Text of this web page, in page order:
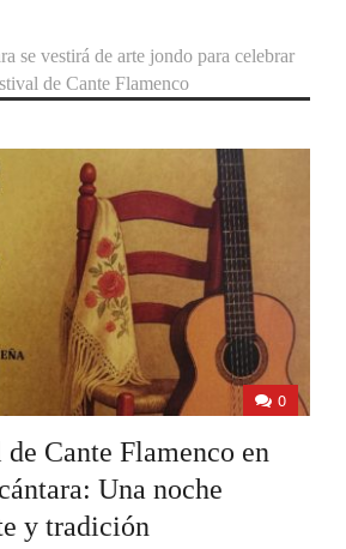
se vestirá de arte jondo para celebrar
de Cante Flamenco
0
Cante Flamenco en
Una noche
y tradición